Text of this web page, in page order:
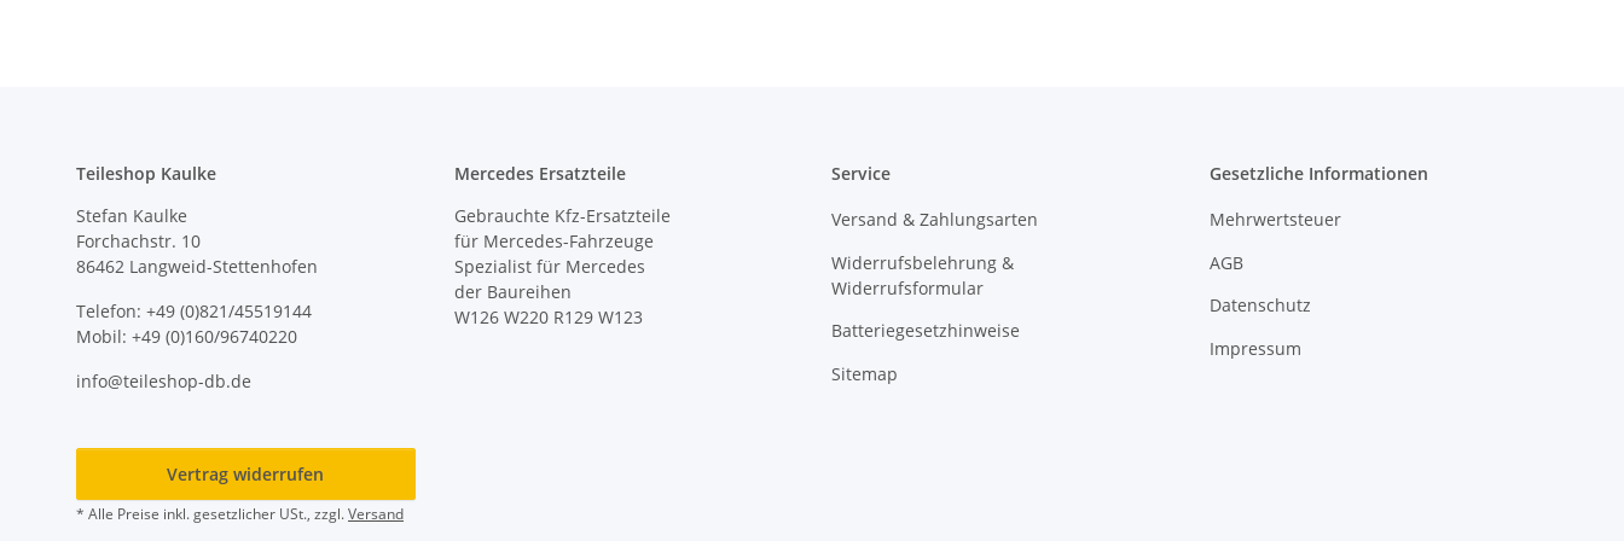
Teileshop Kaulke
Stefan Kaulke
Forchachstr. 10
86462 Langweid-Stettenhofen
Telefon: +49 (0)821/45519144
Mobil: +49 (0)160/96740220
info@teileshop-db.de
Mercedes Ersatzteile
Gebrauchte Kfz-Ersatzteile
für Mercedes-Fahrzeuge
Spezialist für Mercedes
der Baureihen
W126 W220 R129 W123
Service
Versand & Zahlungsarten
Widerrufsbelehrung &
Widerrufsformular
Batteriegesetzhinweise
Sitemap
Gesetzliche Informationen
Mehrwertsteuer
AGB
Datenschutz
Impressum
Vertrag widerrufen
* Alle Preise inkl. gesetzlicher USt., zzgl.Versand